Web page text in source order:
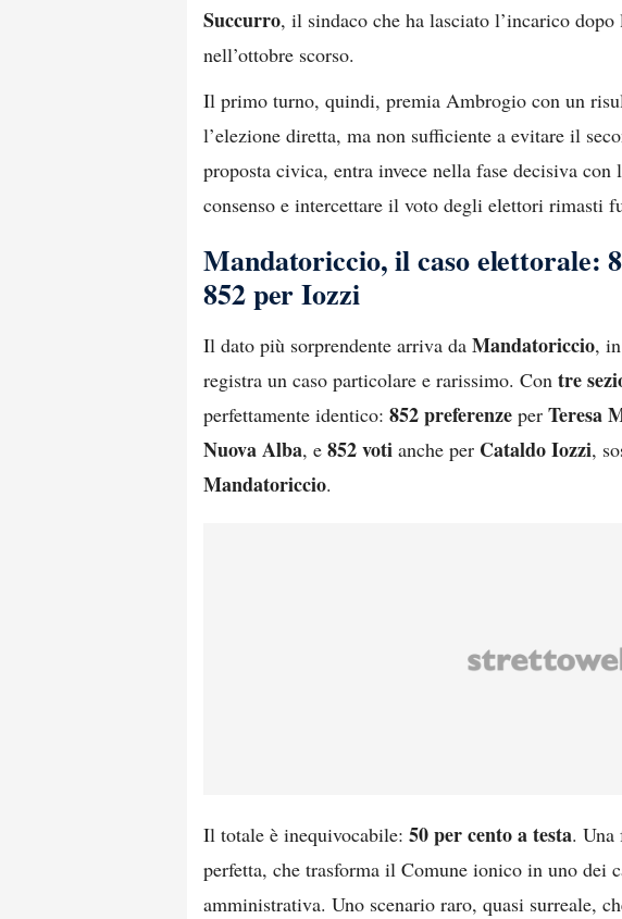
Succurro, il sindaco che ha lasciato l’incarico dopo
nell’ottobre scorso.
Il primo turno, quindi, premia Ambrogio con un
l’elezione diretta, ma non sufficiente a evitare il
proposta civica, entra invece nella fase decisiva
consenso e intercettare il voto degli elettori rimasti
Mandatoriccio, il caso elettorale:
852 per Iozzi
Il dato più sorprendente arriva da Mandatoriccio,
registra un caso particolare e rarissimo. Con tre
perfettamente identico: 852 preferenze per Teresa
Nuova Alba, e 852 voti anche per Cataldo Iozzi,
Mandatoriccio.
Il totale è inequivocabile: 50 per cento a testa. Una
perfetta, che trasforma il Comune ionico in uno dei
amministrativa. Uno scenario raro, quasi surreale,